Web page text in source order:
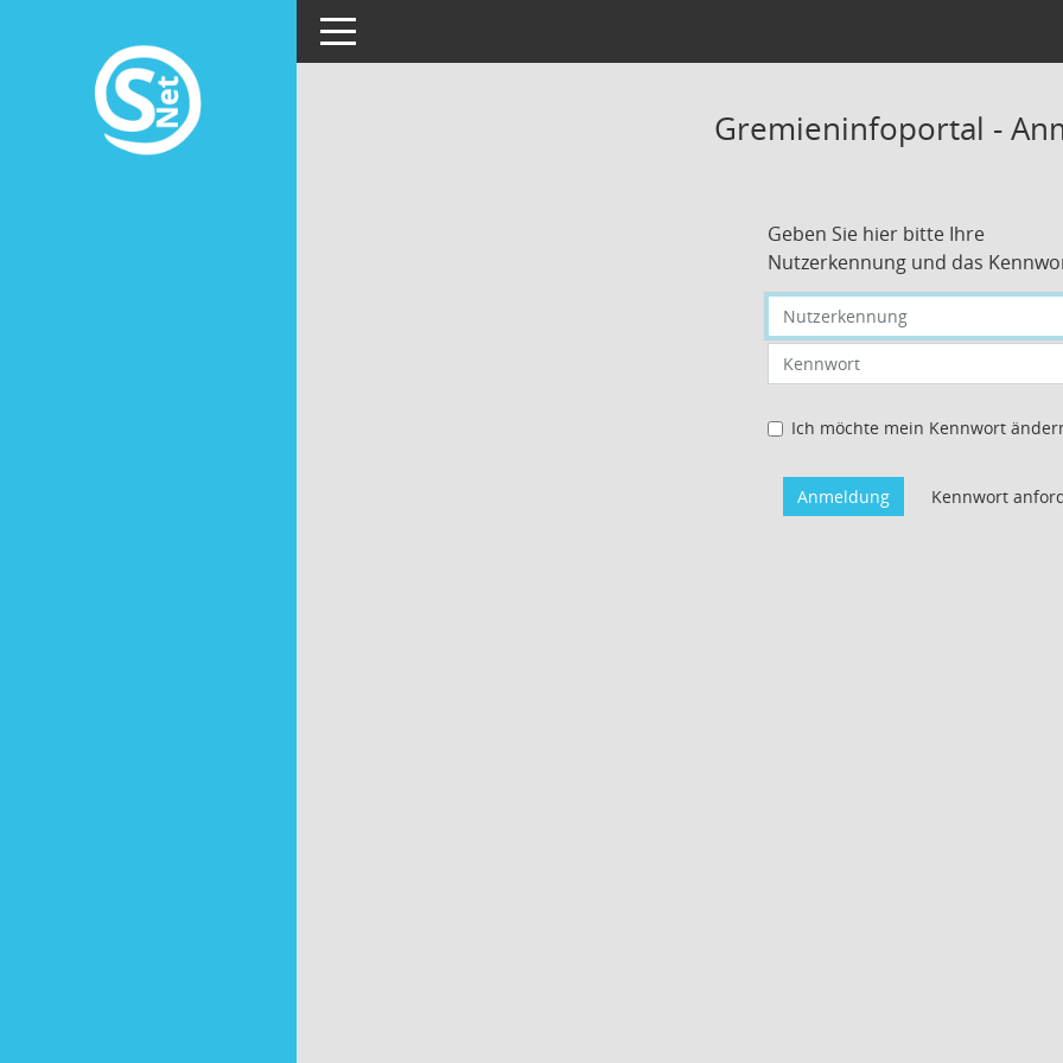
Toggle navigation
Gremieninfoportal -
Geben Sie hier bitte Ihre
Nutzerkennung und das
Nutzerkennung eingeben
Kennwort eingeben
Ich möchte mein Kennwort